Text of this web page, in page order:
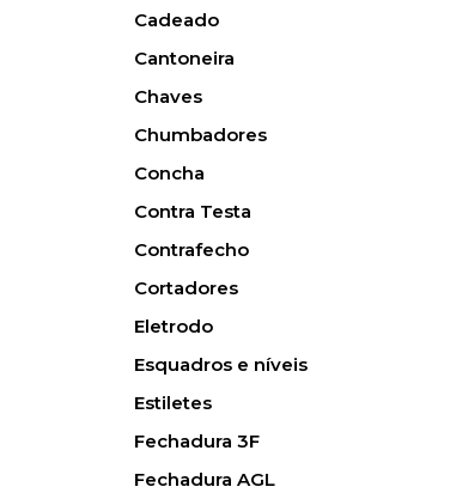
Cadeado
Cantoneira
Chaves
Chumbadores
Concha
Contra Testa
Contrafecho
Cortadores
Eletrodo
Esquadros e níveis
Estiletes
Fechadura 3F
Fechadura AGL